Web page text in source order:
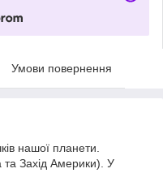
Умови повернення
нашої планети.
та Захід Америки). У